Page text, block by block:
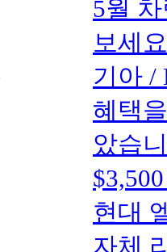
5월
보세
기아 /
혜택
았습
현대
자체